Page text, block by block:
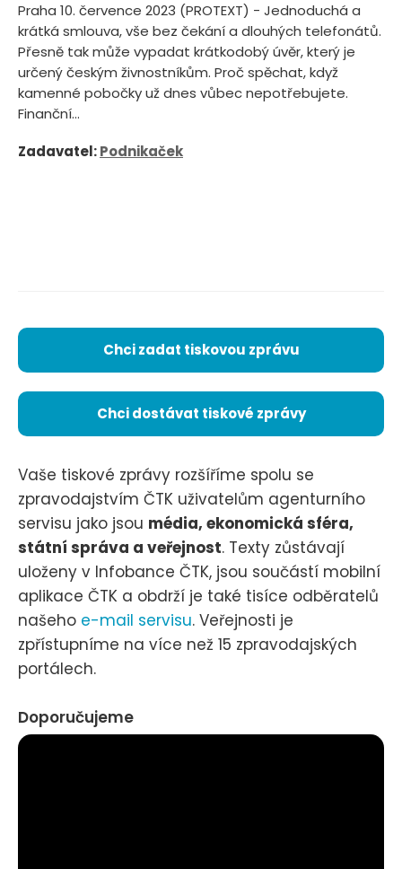
Praha 10. července 2023 (PROTEXT) - Jednoduchá a
krátká smlouva, vše bez čekání a dlouhých telefonátů.
Přesně tak může vypadat krátkodobý úvěr, který je
určený českým živnostníkům. Proč spěchat, když
kamenné pobočky už dnes vůbec nepotřebujete.
Finanční...
Zadavatel:Podnikaček
Chci zadat tiskovou zprávu
Chci dostávat tiskové zprávy
Vaše tiskové zprávy rozšíříme spolu se
zpravodajstvím ČTK uživatelům agenturního
servisu jako jsou média, ekonomická sféra,
státní správa a veřejnost. Texty zůstávají
uloženy v Infobance ČTK, jsou součástí mobilní
aplikace ČTK a obdrží je také tisíce odběratelů
našeho e-mail servisu. Veřejnosti je
zpřístupníme na více než 15 zpravodajských
portálech.
Doporučujeme